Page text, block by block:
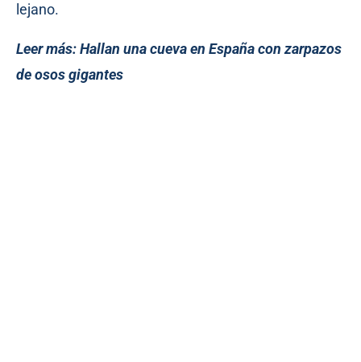
lejano.
Leer más:Hallan una cueva en España con zarpazos
de osos gigantes